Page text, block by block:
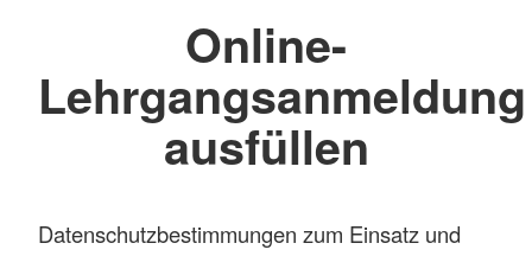
Online-
Lehrgangsanmeldung
ausfüllen
Datenschutzbestimmungen zum Einsatz und